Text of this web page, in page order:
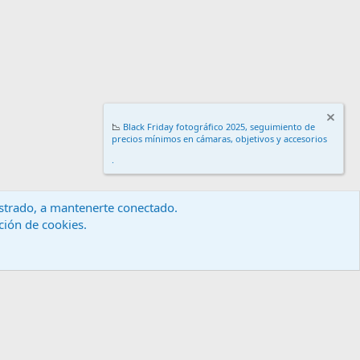
y reglas
📉 Black Friday fotográfico 2025, seguimiento de
precios mínimos en cámaras, objetivos y accesorios
.
a mantenerte conectado.
de cookies.